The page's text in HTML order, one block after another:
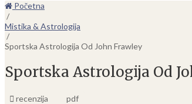
Početna
/
Mistika & Astrologija
/
Sportska Astrologija Od John Frawley
Sportska Astrologija Od
recenzija pdf